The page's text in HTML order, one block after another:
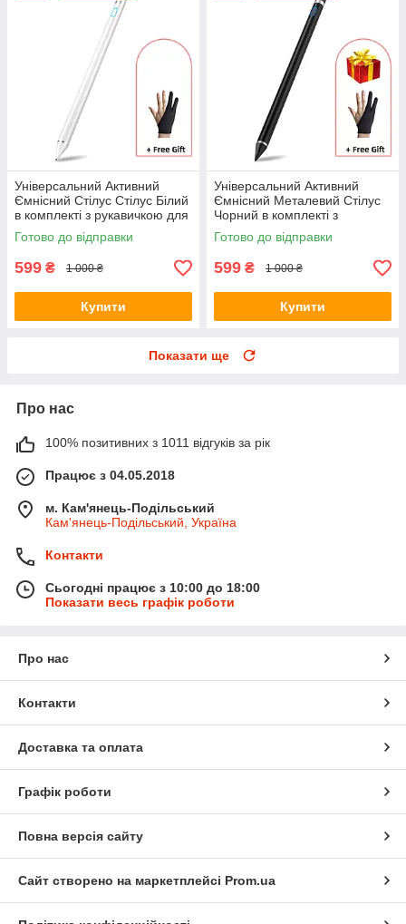
Універсальний Активний
Ємнісний Стілус Стілус Білий
в комплекті з рукавичкою для
телефону, планшета
Готово до відправки
599 ₴ 1 000 ₴
Купити
Універсальний Активний
Ємнісний Металевий Стілус
Чорний в комплекті з
рукавичкою для телефону,
планшета
Готово до відправки
599 ₴ 1 000 ₴
Купити
Показати ще
Про нас
100% позитивних з 1011 відгуків за рік
Працює з 04.05.2018
м. Кам'янець-Подільський
Кам'янець-Подільський, Україна
Контакти
Сьогодні працює з 10:00 до 18:00
Показати весь графік роботи
Про нас
Контакти
Доставка та оплата
Графік роботи
Повна версія сайту
Сайт створено на маркетплейсі Prom.ua